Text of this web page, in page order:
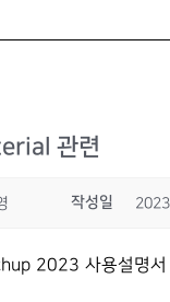
관련
작성일
2023 사용설명서